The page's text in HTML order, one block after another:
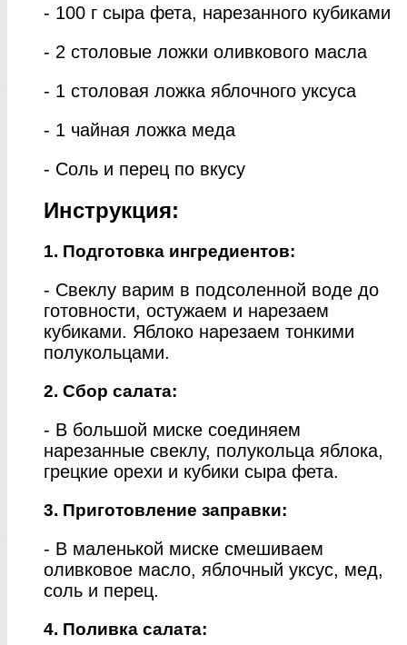
- 100 г сыра фета, нарезанного кубиками
- 2 столовые ложки оливкового масла
- 1 столовая ложка яблочного уксуса
- 1 чайная ложка меда
- Соль и перец по вкусу
Инструкция:
1. Подготовка ингредиентов:
- Свеклу варим в подсоленной воде до
готовности, остужаем и нарезаем
кубиками. Яблоко нарезаем тонкими
полукольцами.
2. Сбор салата:
- В большой миске соединяем
нарезанные свеклу, полукольца яблока,
грецкие орехи и кубики сыра фета.
3. Приготовление заправки:
- В маленькой миске смешиваем
оливковое масло, яблочный уксус, мед,
соль и перец.
4. Поливка салата: